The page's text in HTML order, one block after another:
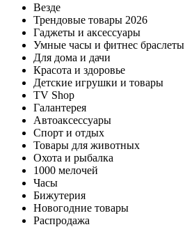
Везде
Трендовые товары 2026
Гаджеты и аксессуары
Умные часы и фитнес браслеты
Для дома и дачи
Красота и здоровье
Детские игрушки и товары
TV Shop
Галантерея
Автоаксессуары
Спорт и отдых
Товары для животных
Охота и рыбалка
1000 мелочей
Часы
Бижутерия
Новогодние товары
Распродажа